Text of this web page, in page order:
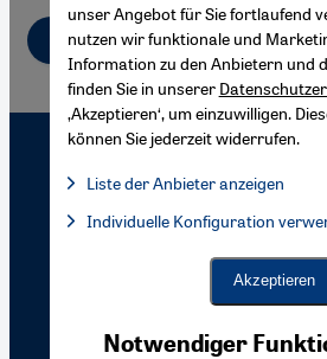
Deutsch English عربي
Notwendiger
unser Angebot für Sie fortlaufend
nutzen wir funktionale und
Information zu den Anbietern und
finden Sie in unserer
‚Akzeptieren‘, um einzuwilligen.
können Sie jederzeit widerrufen.
Liste der Anbieter anzeigen
Facebook Embed / Facebook
Facebook Embed / Facebook
Google Maps Embed
Individuelle Konfiguration
Akzeptieren